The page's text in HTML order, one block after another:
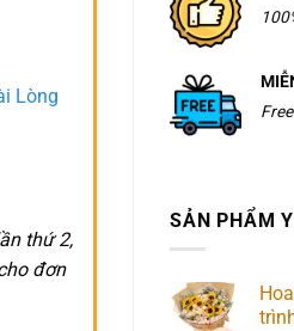
SẢN PHẨM
Lòng
thứ 2,
đơn